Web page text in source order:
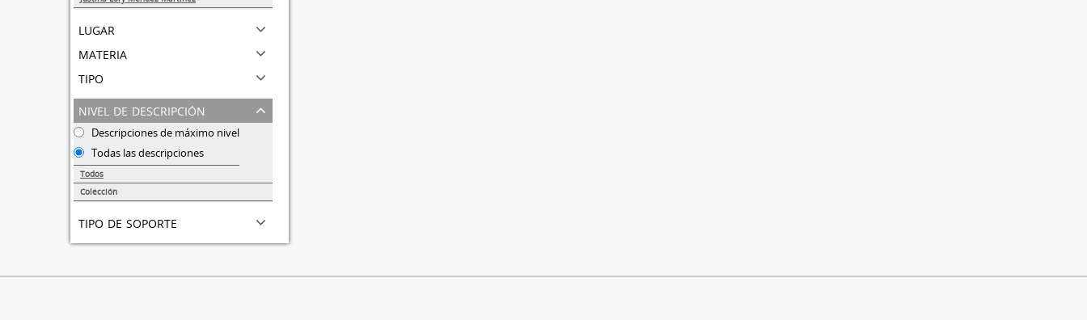
lugar
materia
tipo
nivel de descripción
Descripciones de máximo nivel
Todas las descripciones
Todos
Colección
tipo de soporte